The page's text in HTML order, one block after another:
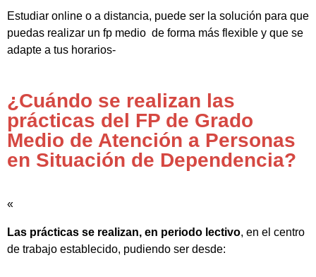
Estudiar online o a distancia, puede ser la solución para que
puedas realizar un fp medio de forma más flexible y que se
adapte a tus horarios-
¿Cuándo se realizan las
prácticas del FP de Grado
Medio de Atención a Personas
en Situación de Dependencia?
«
Las prácticas se realizan, en periodo lectivo, en el centro
de trabajo establecido, pudiendo ser desde: